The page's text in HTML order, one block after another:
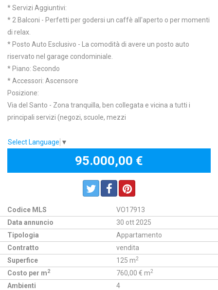
* Servizi Aggiuntivi:
* 2 Balconi - Perfetti per godersi un caffè all'aperto o per momenti
di relax.
* Posto Auto Esclusivo - La comodità di avere un posto auto
riservato nel garage condominiale.
* Piano: Secondo
* Accessori: Ascensore
Posizione:
Via del Santo - Zona tranquilla, ben collegata e vicina a tutti i
principali servizi (negozi, scuole, mezzi
Select Language ▼
95.000,00 €
Codice MLS
VO17913
Data annuncio
30 ott 2025
Tipologia
Appartamento
Contratto
vendita
Superfice
125 m2
Costo per m2 760,00 € m2
Ambienti
4